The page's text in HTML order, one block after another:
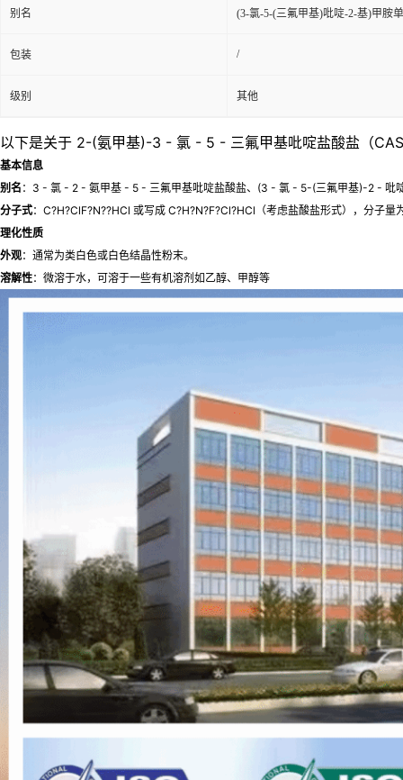
别名 (3-氯-5-(三氟甲基)吡啶-2-基)甲胺
包装 /
级别 其他
以下是关于 2-(氨甲基)-3 - 氯 - 5 - 三氟甲基吡啶盐酸盐（
基本信息
别名 ：3 - 氯 - 2 - 氨甲基 - 5 - 三氟甲基吡啶盐酸盐、(3 - 氯 - 5-(三氟甲基)-2 - 吡
分子式：C?H?ClF?N??HCl 或写成 C?H?N?F?Cl?HCl（考虑盐酸盐形式），分子
理化性质
外观：通常为类白色或白色结晶性粉末。
溶解性：微溶于水，可溶于一些有机溶剂如乙醇、甲醇等